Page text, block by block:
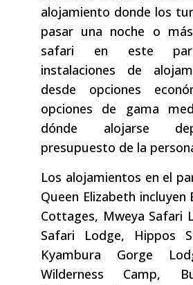
alojamiento donde los
pasar una noche o
safari en este
instalaciones de
desde opciones
opciones de gama
dónde alojarse
presupuesto de la
Los alojamientos en el
Queen Elizabeth incluyen
Cottages, Mweya Safari
Safari Lodge, Hippos
Kyambura Gorge
Wilderness Camp,